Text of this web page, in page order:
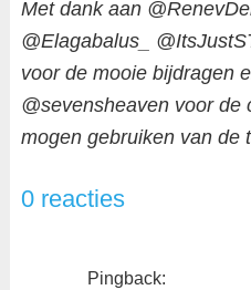
Met dank aan
@Elagabalus_
voor de mooie bijdragen
@sevensheaven voor de
mogen gebruiken van de
0 reacties
Pingback: